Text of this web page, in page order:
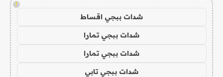
!
شدات ببجي اقساط
شدات ببجي تمارا
شدات ببجي تمارا
شدات ببجي تابي